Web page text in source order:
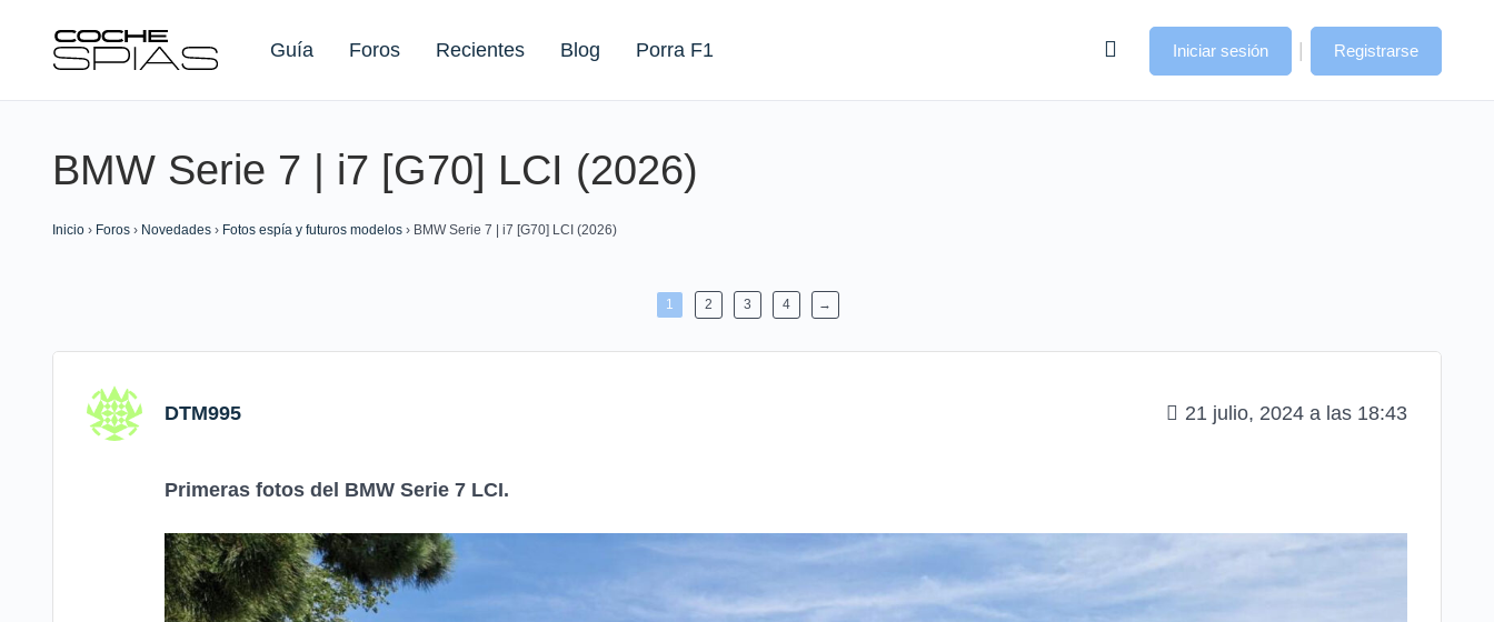
Guía Foros Recientes Blog Porra F1
Buscar:
Iniciar sesión | Registrarse
BMW Serie 7 | i7 [G70] LCI (2026)
Inicio › Foros › Novedades › Fotos espía y futuros modelos › BMW Serie 7 | i7 [G70] LCI (2026)
1 2 3 4 →
DTM995 21 julio, 2024 a las 18:43
Primeras fotos del BMW Serie 7 LCI.